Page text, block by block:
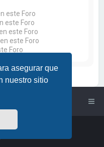
asegurar que
nuestro sitio
este Foro
este Foro
este Foro
este Foro
Foro